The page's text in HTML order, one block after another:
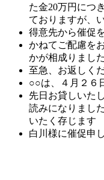
た金20万円につ
ておりますが、
得意先から催促
かねてご配慮を
かが相成りまし
至急、お返しく
○○は、４月２６
先日お貸しいた
読みになりまし
いたく存じます
白川様に催促申